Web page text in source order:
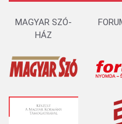
MAGYAR SZÓ-
HÁZ